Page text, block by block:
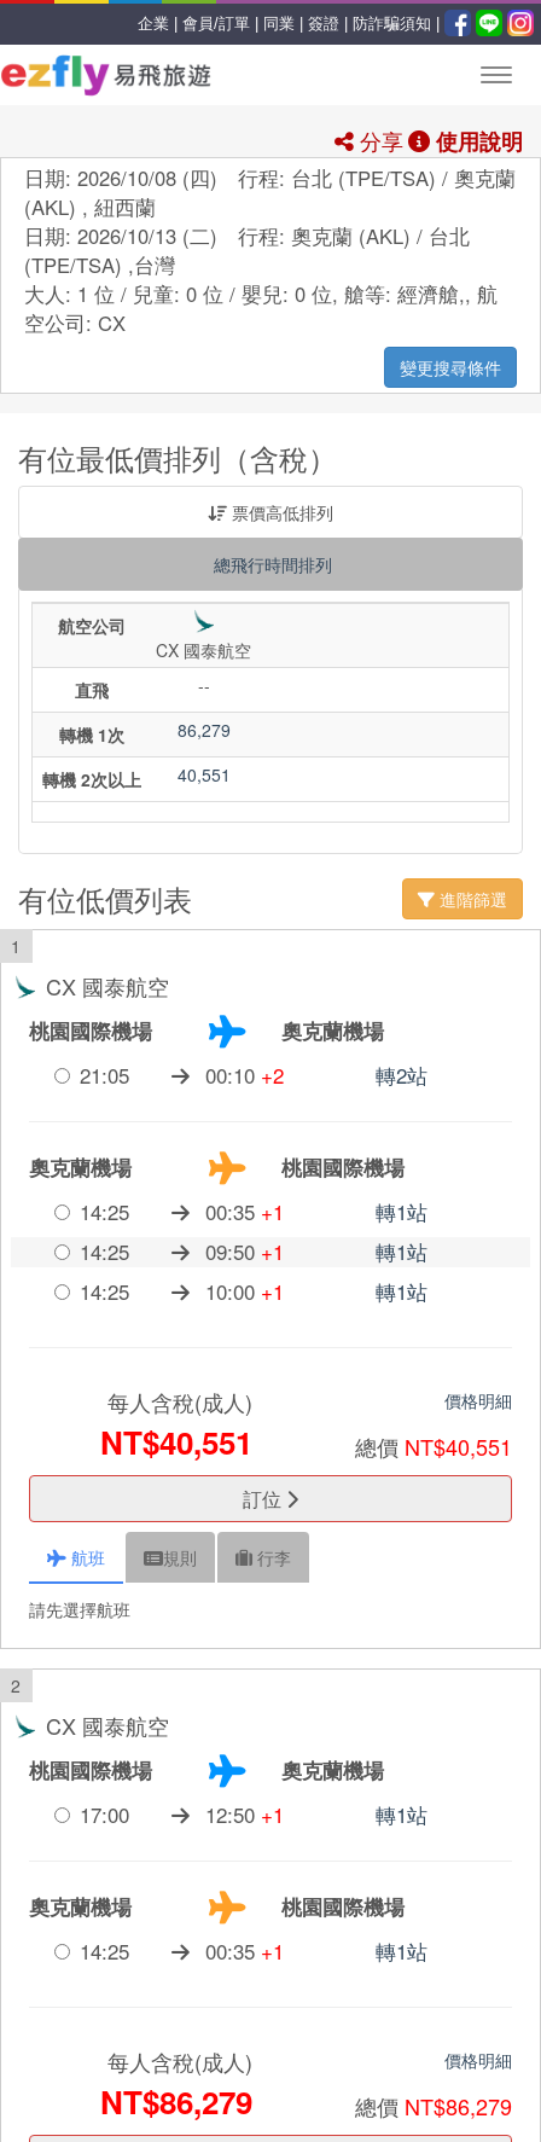
企業 | 會員/訂單 | 同業 | 簽證 | 防詐騙須知 |
分享 使用說明
日期: 2026/10/08 (四) 行程: 台北 (TPE/TSA) / 奧克蘭
(AKL) , 紐西蘭
日期: 2026/10/13 (二) 行程: 奧克蘭 (AKL) / 台北
(TPE/TSA) ,台灣
大人: 1 位 / 兒童: 0 位 / 嬰兒: 0 位, 艙等: 經濟艙,, 航
空公司: CX
變更搜尋條件
有位最低價排列（含稅）
票價高低排列
總飛行時間排列
航空公司
CX 國泰航空
直飛
--
轉機 1次 86,279
轉機 2次以上 40,551
有位低價列表
進階篩選
1
CX 國泰航空
桃園國際機場
奧克蘭機場
21:05
00:10 +2 轉2站
奧克蘭機場
桃園國際機場
14:25
00:35 +1
轉1站
14:25
09:50 +1
轉1站
14:25
10:00 +1 轉1站
每人含稅(成人)
NT$40,551
價格明細
總價 NT$40,551
訂位
航班 規則 行李
請先選擇航班
2
CX 國泰航空
桃園國際機場
奧克蘭機場
17:00
12:50 +1 轉1站
奧克蘭機場
桃園國際機場
14:25
00:35 +1 轉1站
每人含稅(成人)
NT$86,279
價格明細
總價 NT$86,279